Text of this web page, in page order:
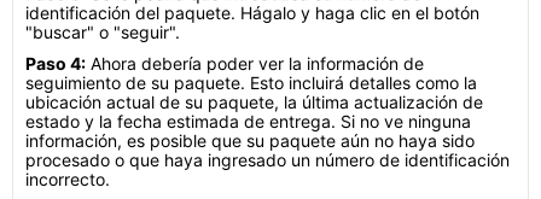
identificación del paquete. Hágalo y haga clic en el botón
"buscar" o "seguir".
Paso 4: Ahora debería poder ver la información de
seguimiento de su paquete. Esto incluirá detalles como la
ubicación actual de su paquete, la última actualización de
estado y la fecha estimada de entrega. Si no ve ninguna
información, es posible que su paquete aún no haya sido
procesado o que haya ingresado un número de identificación
incorrecto.